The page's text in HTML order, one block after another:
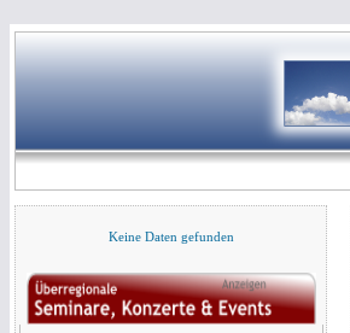
Keine Daten gefunden